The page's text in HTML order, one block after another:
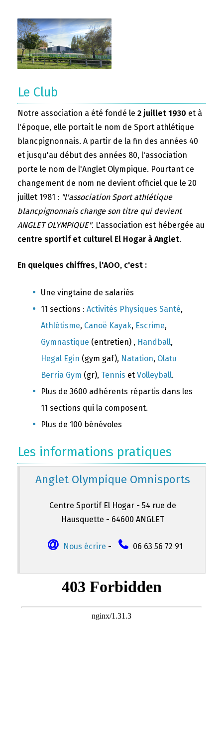
Le Club
Notre association a été fondé le 2 juillet 1930 et à
l'époque, elle portait le nom de Sport athlétique
blancpignonnais. A partir de la fin des années 40
et jusqu'au début des années 80, l'association
porte le nom de l'Anglet Olympique. Pourtant ce
changement de nom ne devient officiel que le 20
juillet 1981 : "l'association Sport athlétique
blancpignonnais change son titre qui devient
ANGLET OLYMPIQUE". L'association est hébergée au
centre sportif et culturel El Hogar à Anglet.
En quelques chiffres, l'AOO, c'est :
Une vingtaine de salariés
11 sections : Activités Physiques Santé,
Athlétisme, Canoë Kayak, Escrime,
Gymnastique (entretien) , Handball,
Hegal Egin (gym gaf), Natation, Olatu
Berria Gym (gr), Tennis et Volleyball.
Plus de 3600 adhérents répartis dans les
11 sections qui la composent.
Plus de 100 bénévoles
Les informations pratiques
Anglet Olympique Omnisports
Centre Sportif El Hogar - 54 rue de
Hausquette - 64600 ANGLET
Nous écrire - 06 63 56 72 91